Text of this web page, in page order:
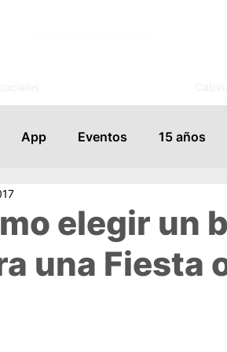
App Eventos 15 años
FotoSouvenir
elegir un
una Fiesta